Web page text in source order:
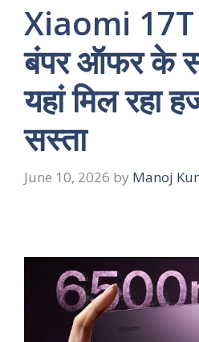
Xiaomi
बंपर ऑफर के
यहां मिल रहा
सस्ता
June 10, 2026 by Manoj